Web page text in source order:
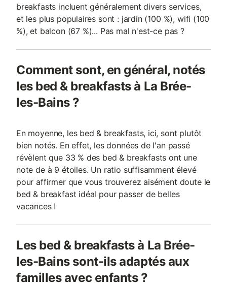
breakfasts incluent généralement divers services,
et les plus populaires sont : jardin (100 %), wifi (100
%), et balcon (67 %)... Pas mal n'est-ce pas ?
Comment sont, en général, notés
les bed & breakfasts à La Brée-
les-Bains ?
En moyenne, les bed & breakfasts, ici, sont plutôt
bien notés. En effet, les données de l'an passé
révèlent que 33 % des bed & breakfasts ont une
note de à 9 étoiles. Un ratio suffisamment élevé
pour affirmer que vous trouverez aisément doute le
bed & breakfast idéal pour passer de belles
vacances !
Les bed & breakfasts à La Brée-
les-Bains sont-ils adaptés aux
familles avec enfants ?